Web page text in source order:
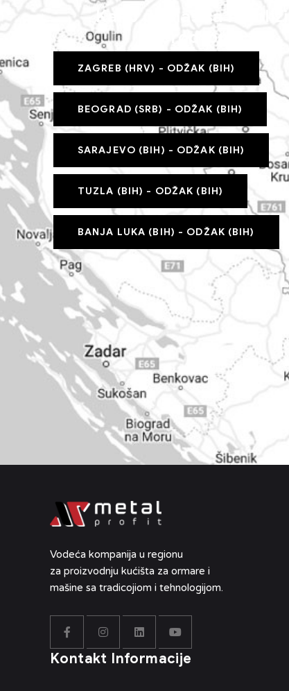
Kako do nas sa najbližih
aerodroma
ZAGREB (HRV) - ODŽAK (BIH)
BEOGRAD (SRB) - ODŽAK (BIH)
SARAJEVO (BIH) - ODŽAK (BIH)
TUZLA (BIH) - ODŽAK (BIH)
BANJA LUKA (BIH) - ODŽAK (BIH)
Vodeća kompanija u regionu
za proizvodnju kućišta za ormare i
mašine sa tradicojiom i tehnologijom.
Kontakt Informacije